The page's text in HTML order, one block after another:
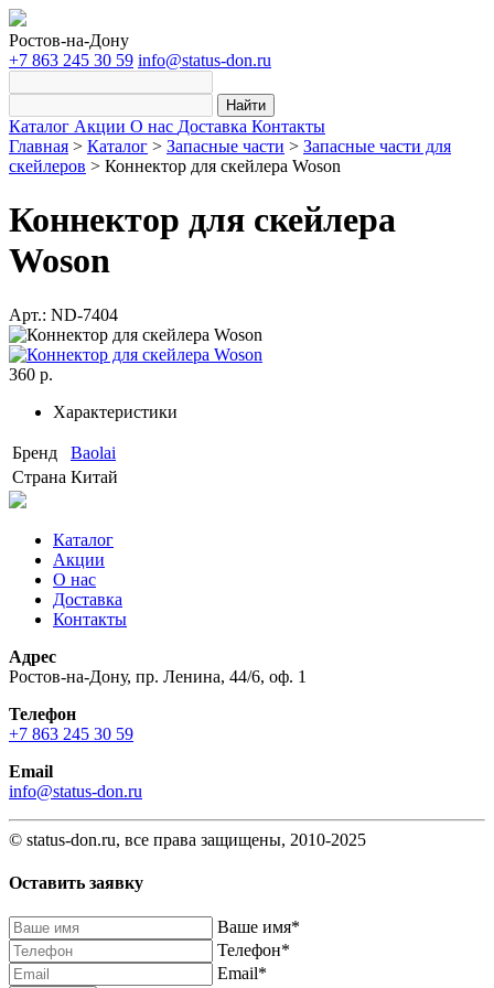
Ростов-на-Дону
+7 863 245 30 59 info@status-don.ru
Найти
Каталог Акции О нас Доставка Контакты
Главная > Каталог > Запасные части > Запасные части для
скейлеров > Коннектор для скейлера Woson
Коннектор для скейлера
Woson
Арт.: ND-7404
360 р.
Характеристики
Бренд
Baolai
Страна Китай
Каталог
Акции
О нас
Доставка
Контакты
Адрес
Ростов-на-Дону, пр. Ленина, 44/6, оф. 1
Телефон
+7 863 245 30 59
Email
info@status-don.ru
© status-don.ru, все права защищены, 2010-2025
Оставить заявку
Baшe имя*
Телефон*
Email*